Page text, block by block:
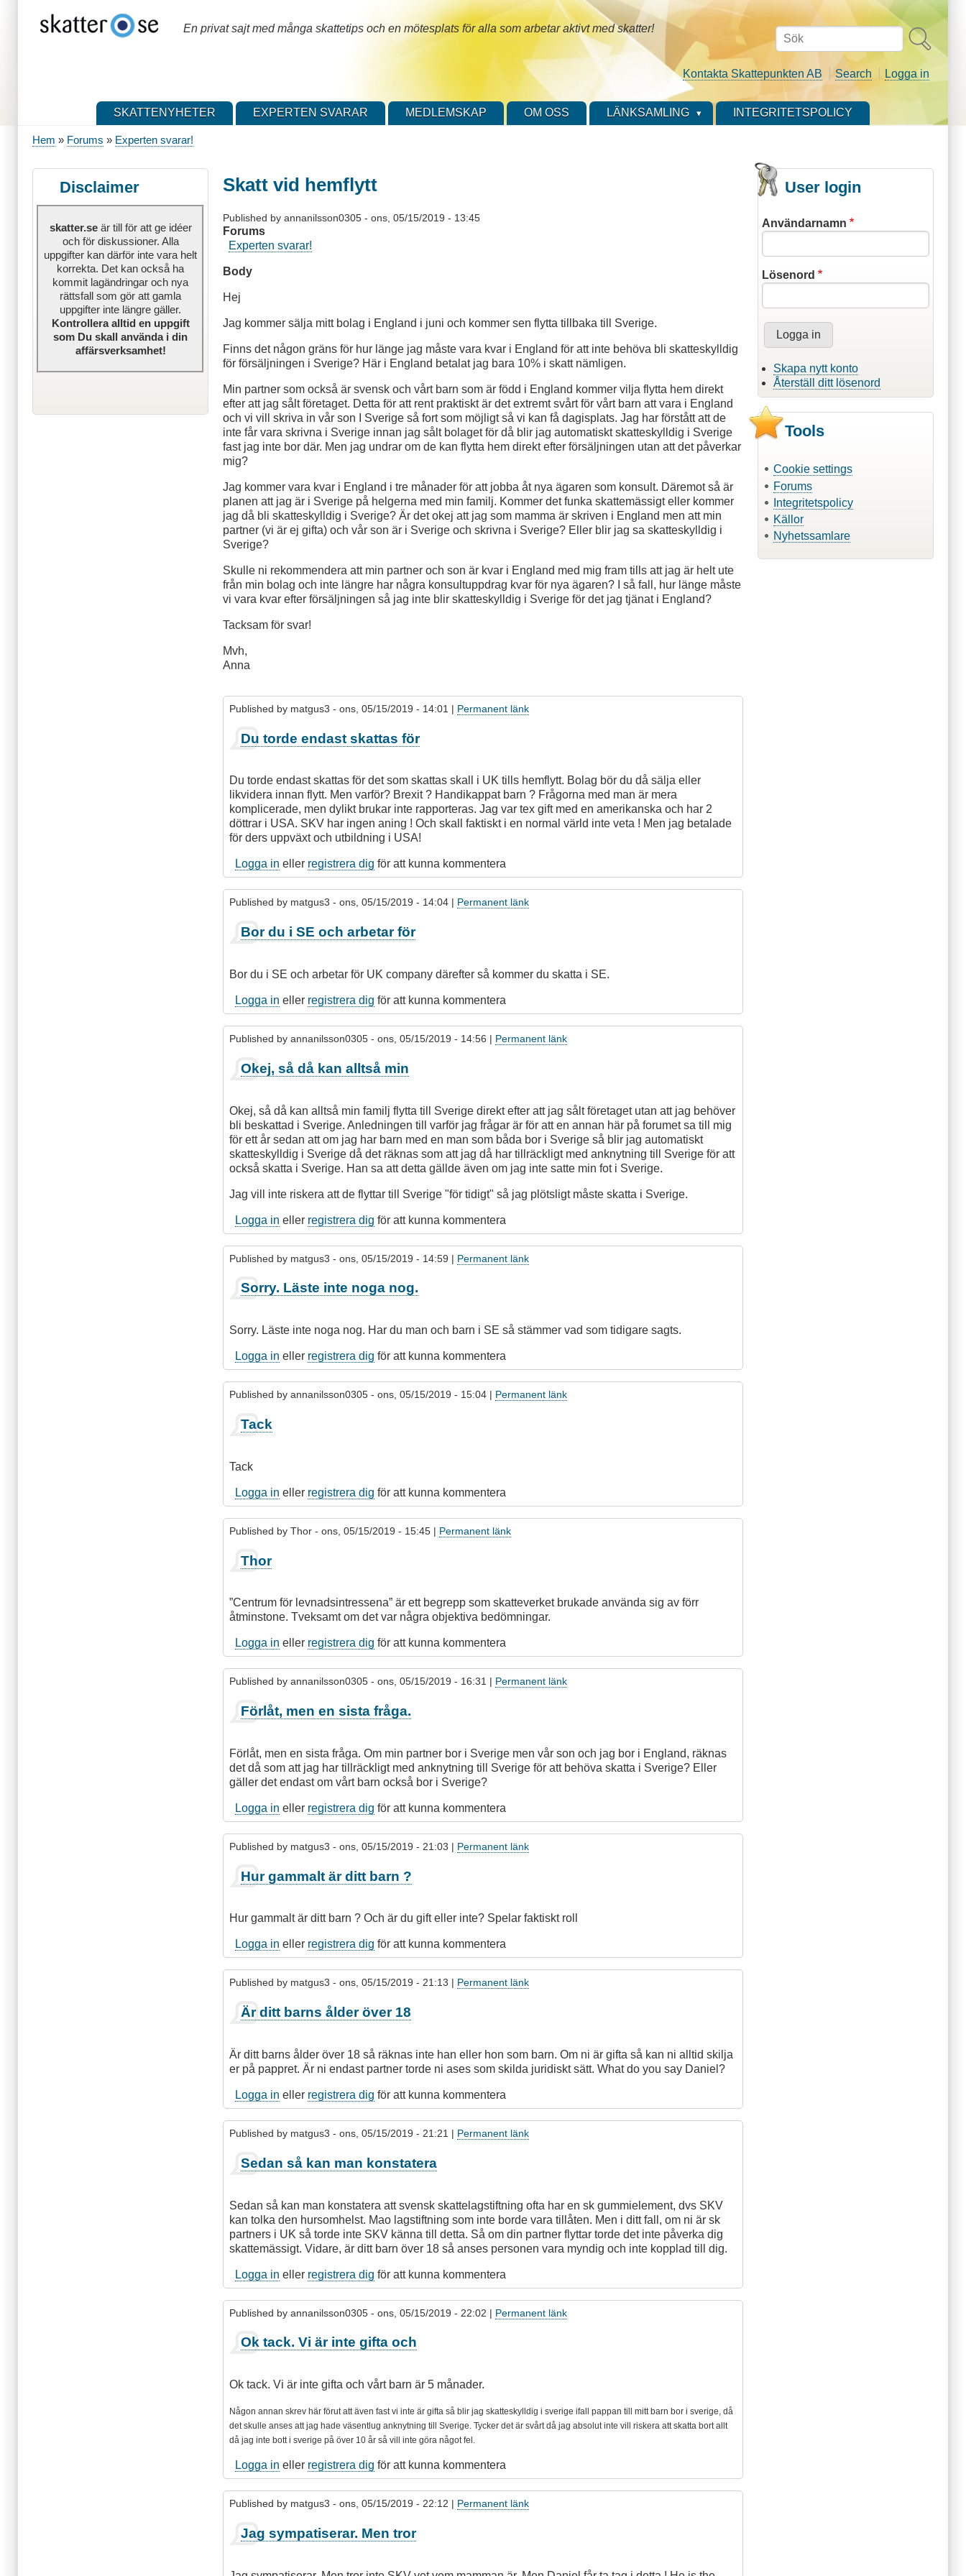
huvudinnehåll
Sök
Kontakta Skattepunkten AB Search Logga in
En privat sajt med många skattetips och en mötesplats för alla som arbetar aktivt med skatter!
SKATTENYHETER EXPERTEN SVARAR MEDLEMSKAP OM OSS LÄNKSAMLING INTEGRITETSPOLICY
Hem Forums Experten svarar!
Disclaimer
skatter.seär till för att ge idéer
och för diskussioner. Alla
uppgifter kan därför inte vara helt
korrekta. Det kan också ha
kommit lagändringar och nya
rättsfall som gör att gamla
uppgifter inte längre gäller.
Kontrollera alltid en uppgift
som Du skall använda i din
affärsverksamhet!
Skatt vid hemflytt
Published byannanilsson0305 -ons, 05/15/2019 - 13:45
Forums
Experten svarar!
Body
Hej
Jag kommer sälja mitt bolag i England i juni och kommer sen flytta tillbaka till Sverige.
Finns det någon gräns för hur länge jag måste vara kvar i England för att inte behöva bli skatteskylldig
för försäljningen i Sverige? Här i England betalat jag bara 10% i skatt nämligen.
Min partner som också är svensk och vårt barn som är född i England kommer vilja flytta hem direkt
efter att jag sålt företaget. Detta för att rent praktiskt är det extremt svårt för vårt barn att vara i England
och vi vill skriva in vår son I Sverige så fort som möjligt så vi kan få dagisplats. Jag har förstått att de
inte får vara skrivna i Sverige innan jag sålt bolaget för då blir jag automatiskt skatteskylldig i Sverige
fast jag inte bor där. Men jag undrar om de kan flytta hem direkt efter försäljningen utan att det påverkar
mig?
Jag kommer vara kvar i England i tre månader för att jobba åt nya ägaren som konsult. Däremot så är
planen att jag är i Sverige på helgerna med min familj. Kommer det funka skattemässigt eller kommer
jag då bli skatteskylldig i Sverige? Är det okej att jag som mamma är skriven i England men att min
partner (vi är ej gifta) och vår son är i Sverige och skrivna i Sverige? Eller blir jag sa skatteskylldig i
Sverige?
Skulle ni rekommendera att min partner och son är kvar i England med mig fram tills att jag är helt ute
från min bolag och inte längre har några konsultuppdrag kvar för nya ägaren? I så fall, hur länge måste
vi vara kvar efter försäljningen så jag inte blir skatteskylldig i Sverige för det jag tjänat i England?
Tacksam för svar!
Mvh,
Anna
Published by matgus3 - ons, 05/15/2019 - 14:01 | Permanent länk
Du torde endast skattas för
Du torde endast skattas för det som skattas skall i UK tills hemflytt. Bolag bör du då sälja eller
likvidera innan flytt. Men varför? Brexit ? Handikappat barn ? Frågorna med man är mera
komplicerade, men dylikt brukar inte rapporteras. Jag var tex gift med en amerikanska och har 2
döttrar i USA. SKV har ingen aning ! Och skall faktiskt i en normal värld inte veta ! Men jag betalade
för ders uppväxt och utbildning i USA!
Logga in eller registrera dig för att kunna kommentera
Published by matgus3 - ons, 05/15/2019 - 14:04 | Permanent länk
Bor du i SE och arbetar för
Bor du i SE och arbetar för UK company därefter så kommer du skatta i SE.
Logga in eller registrera dig för att kunna kommentera
Published byannanilsson0305 - ons, 05/15/2019 - 14:56 | Permanent länk
Okej, så då kan alltså min
Okej, så då kan alltså min familj flytta till Sverige direkt efter att jag sålt företaget utan att jag behöver
bli beskattad i Sverige. Anledningen till varför jag frågar är för att en annan här på forumet sa till mig
för ett år sedan att om jag har barn med en man som båda bor i Sverige så blir jag automatiskt
skatteskylldig i Sverige då det räknas som att jag då har tillräckligt med anknytning till Sverige för att
också skatta i Sverige. Han sa att detta gällde även om jag inte satte min fot i Sverige.
Jag vill inte riskera att de flyttar till Sverige "för tidigt" så jag plötsligt måste skatta i Sverige.
Logga in eller registrera dig för att kunna kommentera
Published by matgus3 - ons, 05/15/2019 - 14:59 | Permanent länk
Sorry. Läste inte noga nog.
Sorry. Läste inte noga nog. Har du man och barn i SE så stämmer vad som tidigare sagts.
Logga in eller registrera dig för att kunna kommentera
Published byannanilsson0305 - ons, 05/15/2019 - 15:04 | Permanent länk
Som
svar
Sorry.
inte
noga
nog.
av
Tack
Tack
Logga in eller registrera dig för att kunna kommentera
Published byThor - ons, 05/15/2019 - 15:45 | Permanent länk
Thor
”Centrum för levnadsintressena” är ett begrepp som skatteverket brukade använda sig av förr
åtminstone. Tveksamt om det var några objektiva bedömningar.
Logga in eller registrera dig för att kunna kommentera
Published byannanilsson0305 - ons, 05/15/2019 - 16:31 | Permanent länk
Förlåt, men en sista fråga.
Förlåt, men en sista fråga. Om min partner bor i Sverige men vår son och jag bor i England, räknas
det då som att jag har tillräckligt med anknytning till Sverige för att behöva skatta i Sverige? Eller
gäller det endast om vårt barn också bor i Sverige?
Logga in eller registrera dig för att kunna kommentera
Published by matgus3 - ons, 05/15/2019 - 21:03 | Permanent länk
Hur gammalt är ditt barn ?
Hur gammalt är ditt barn ? Och är du gift eller inte? Spelar faktiskt roll
Logga in eller registrera dig för att kunna kommentera
Published by matgus3 - ons, 05/15/2019 - 21:13 | Permanent länk
Är ditt barns ålder över 18
Är ditt barns ålder över 18 så räknas inte han eller hon som barn. Om ni är gifta så kan ni alltid skilja
er på pappret. Är ni endast partner torde ni ases som skilda juridiskt sätt. What do you say Daniel?
Logga in eller registrera dig för att kunna kommentera
Published by matgus3 - ons, 05/15/2019 - 21:21 | Permanent länk
Sedan så kan man konstatera
Sedan så kan man konstatera att svensk skattelagstiftning ofta har en sk gummielement, dvs SKV
kan tolka den hursomhelst. Mao lagstiftning som inte borde vara tillåten. Men i ditt fall, om ni är sk
partners i UK så torde inte SKV känna till detta. Så om din partner flyttar torde det inte påverka dig
skattemässigt. Vidare, är ditt barn över 18 så anses personen vara myndig och inte kopplad till dig.
Logga in eller registrera dig för att kunna kommentera
Published byannanilsson0305 - ons, 05/15/2019 - 22:02 | Permanent länk
Ok tack. Vi är inte gifta och
Ok tack. Vi är inte gifta och vårt barn är 5 månader.
Någon annan skrev här förut att även fast vi inte är gifta så blir jag skatteskylldig i sverige ifall pappan till mitt barn bor i sverige, då
det skulle anses att jag hade väsentlug anknytning till Sverige. Tycker det är svårt då jag absolut inte vill riskera att skatta bort allt
då jag inte bott i sverige på över 10 år så vill inte göra något fel.
Logga in eller registrera dig för att kunna kommentera
Published by matgus3 - ons, 05/15/2019 - 22:12 | Permanent länk
Jag sympatiserar. Men tror
User login
Användarnamn
Lösenord
Skapa nytt konto
Återställ ditt lösenord
Tools
Cookie settings
Forums
Integritetspolicy
Källor
Nyhetssamlare